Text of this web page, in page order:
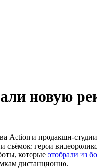
новую
Action и продакшн-
съёмок: герои
которые отобрали из
дистанционно.